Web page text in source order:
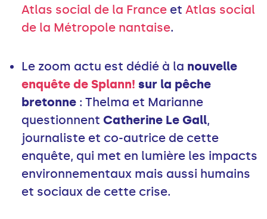
Atlas social de la France et Atlas social
de la Métropole nantaise.
Le zoom actu est dédié à la nouvelle
enquête de Splann! sur la pêche
bretonne : Thelma et Marianne
questionnent Catherine Le Gall,
journaliste et co-autrice de cette
enquête, qui met en lumière les impacts
environnementaux mais aussi humains
et sociaux de cette crise.